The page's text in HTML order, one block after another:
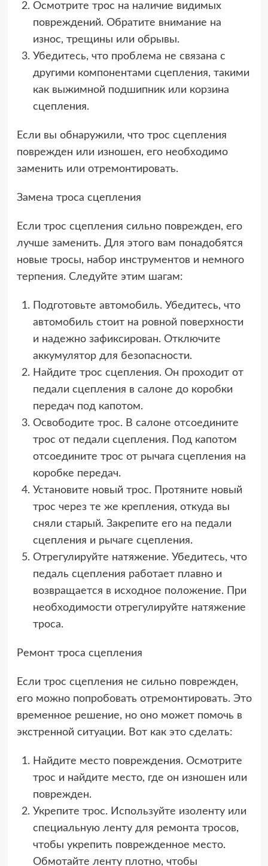
Осмотрите трос на наличие видимых
повреждений. Обратите внимание на
износ, трещины или обрывы.
Убедитесь, что проблема не связана с
другими компонентами сцепления, такими
как выжимной подшипник или корзина
сцепления.
Если вы обнаружили, что трос сцепления
поврежден или изношен, его необходимо
заменить или отремонтировать.
Замена троса сцепления
Если трос сцепления сильно поврежден, его
лучше заменить. Для этого вам понадобятся
новые тросы, набор инструментов и немного
терпения. Следуйте этим шагам:
Подготовьте автомобиль. Убедитесь, что
автомобиль стоит на ровной поверхности
и надежно зафиксирован. Отключите
аккумулятор для безопасности.
Найдите трос сцепления. Он проходит от
педали сцепления в салоне до коробки
передач под капотом.
Освободите трос. В салоне отсоедините
трос от педали сцепления. Под капотом
отсоедините трос от рычага сцепления на
коробке передач.
Установите новый трос. Протяните новый
трос через те же крепления, откуда вы
сняли старый. Закрепите его на педали
сцепления и рычаге сцепления.
Отрегулируйте натяжение. Убедитесь, что
педаль сцепления работает плавно и
возвращается в исходное положение. При
необходимости отрегулируйте натяжение
троса.
Ремонт троса сцепления
Если трос сцепления не сильно поврежден,
его можно попробовать отремонтировать. Это
временное решение, но оно может помочь в
экстренной ситуации. Вот как это сделать:
Найдите место повреждения. Осмотрите
трос и найдите место, где он изношен или
поврежден.
Укрепите трос. Используйте изоленту или
специальную ленту для ремонта тросов,
чтобы укрепить поврежденное место.
Обмотайте ленту плотно, чтобы